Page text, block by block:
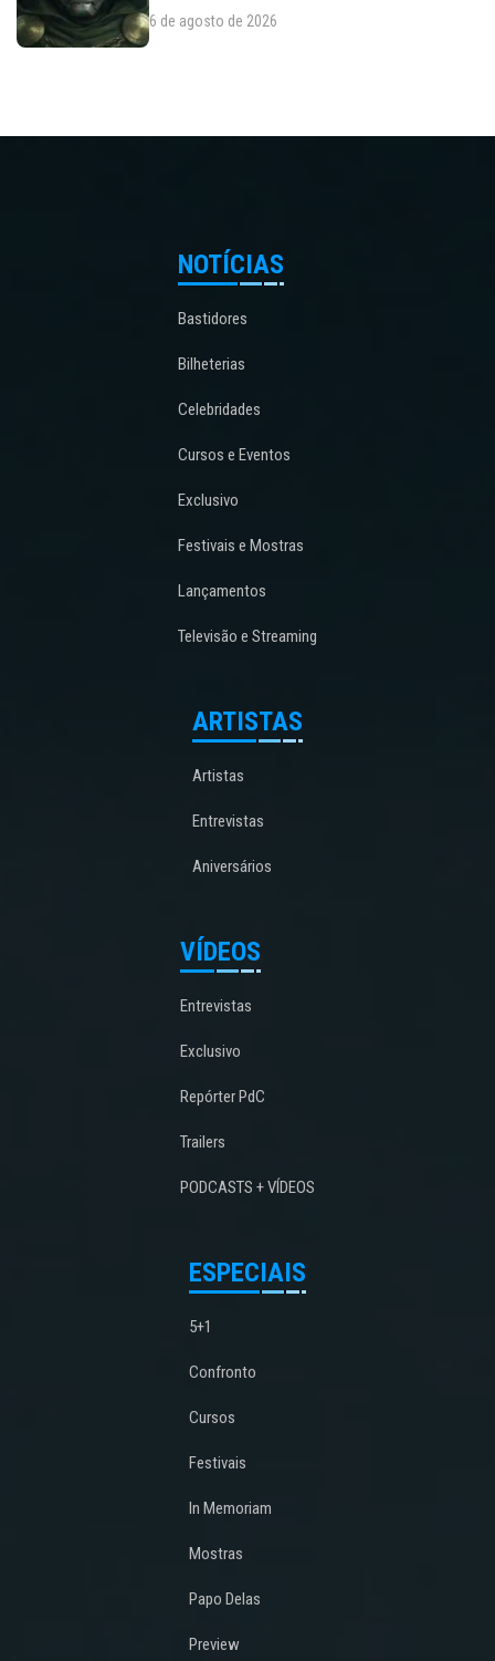
6 de agosto de 2026
NOTÍCIAS
Bastidores
Bilheterias
Celebridades
Cursos e Eventos
Exclusivo
Festivais e Mostras
Lançamentos
Televisão e Streaming
ARTISTAS
Artistas
Entrevistas
Aniversários
VÍDEOS
Entrevistas
Exclusivo
Repórter PdC
Trailers
PODCASTS + VÍDEOS
ESPECIAIS
5+1
Confronto
Cursos
Festivais
In Memoriam
Mostras
Papo Delas
Preview